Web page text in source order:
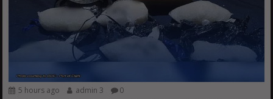
5 hours ago admin 3 0